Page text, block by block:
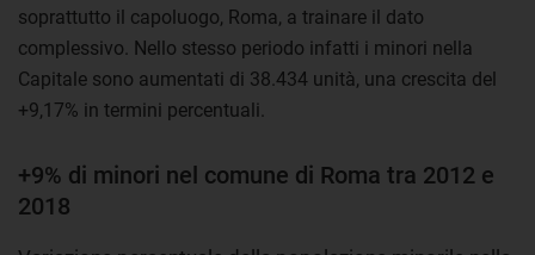
soprattutto il capoluogo, Roma, a trainare il dato
complessivo. Nello stesso periodo infatti i minori nella
Capitale sono aumentati di 38.434 unità, una crescita del
+9,17% in termini percentuali.
+9% di minori nel comune di Roma tra 2012 e
2018